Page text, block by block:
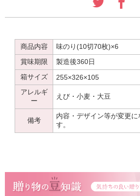
商品内容
味のり(10切70枚)×6
賞味期限
製造後360日
箱サイズ
255×326×105
アレルギ
ー
えび・小麦・大豆
備考
内容・デザイン等が変更
す。